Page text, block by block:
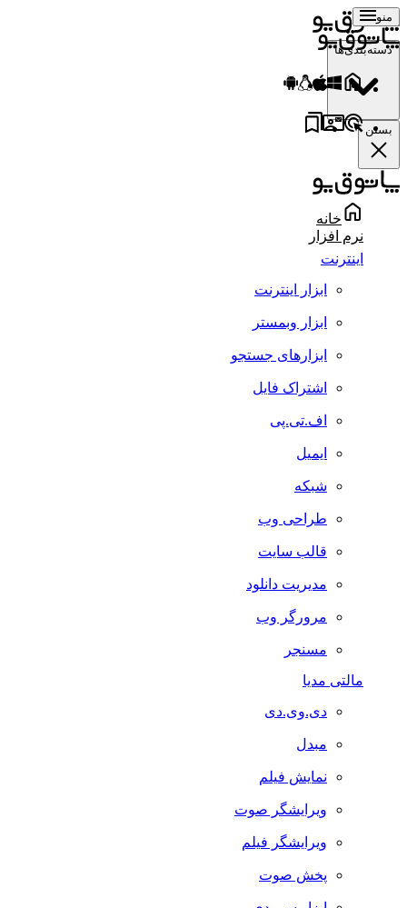
منو
دسته‌بندی‌ها
بستن
خانه
نرم افزار
اینترنت
ابزار اینترنت
ابزار وبمستر
ابزارهای جستجو
اشتراک فایل
اف.تی.پی
ایمیل
شبکه
طراحی وب
قالب سایت
مدیریت دانلود
مرورگر وب
مسنجر
مالتی مدیا
دی.وی.دی
مبدل
نمایش فیلم
ویرایشگر صوت
ویرایشگر فیلم
پخش صوت